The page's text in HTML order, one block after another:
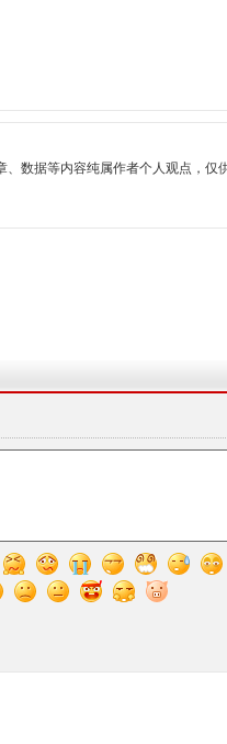
数据等内容纯属作者个人观点，仅